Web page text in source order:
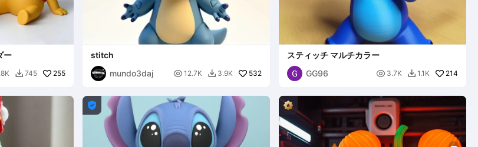
ー
 745 255
stitch
mundo3daj
 12.7K  3.9K 532
スティッチ マルチカラー
GG96
 3.7K  1.1K 214
